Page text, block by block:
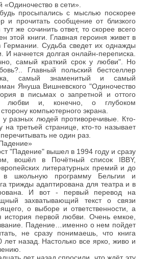
в сети».
просыпались с мыслью поскорее
и прочитать сообщение от близкого
же сочинить ответ, то скорее всего
этой книги. Главная героиня живет в
Судьба сведет их однажды
И начнется долгая онлайн-переписка.
самый краткий срок у любви". Но
Главный польский бестселлер
самый знаменитый и самый
Януша Вишневского "Одиночество
в письмах о запретной и оттого
любви и, конечно, о глубоком
компьютерного экрана.
разных людей противоречивые. Кто-
на третьей странице, кто-то называет
не один раз.
"Падение" вышел в 1994 году и сразу
вошёл в Почётный список IBBY,
литературных премий и до
школьную программу Бельгии и
трижды адаптирована для театра и в
И вот - первый перевод на
захватывающий текст о связи
о выборе и ответственности, а
история первой любви. Очень емкое,
Падение…именно о нем пойдет
не сразу понимаешь, что книга
лет назад. Настолько все ярко, живо и